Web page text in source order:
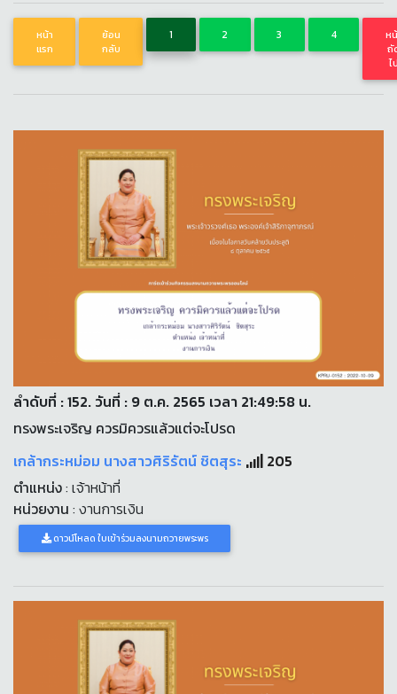
หน้า
แรก
ย้อน
กลับ
1 2 3 4
ห
ถั
ไ
ลำดับที่ : 152. วันที่ : 9 ต.ค. 2565 เวลา 21:49:58 น.
ทรงพระเจริญ ควรมิควรแล้วแต่จะโปรด
เกล้ากระหม่อม นางสาวศิริรัตน์ ชิตสุระ
205
ตำแหน่ง: เจ้าหน้าที่
หน่วยงาน : งานการเงิน
ดาวน์โหลด ใบเข้าร่วมลงนามถวายพระพร